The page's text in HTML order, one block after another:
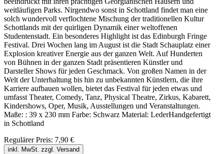
weitläufigen Parks. Nirgendwo sonst in Schottland findet man eine
solch wundervoll verflochtene Mischung der traditionellen Kultur
Schottlands mit der quirligen Dynamik einer weltoffenen
Studentenstadt. Ein besonderes Highlight ist das Edinburgh Fringe
Festival. Drei Wochen lang im August ist die Stadt Schauplatz einer
Explosion kreativer Energie aus der ganzen Welt. Auf Hunderten
von Bühnen in der ganzen Stadt präsentieren Künstler und
Darsteller Shows für jeden Geschmack. Von großen Namen in der
Welt der Unterhaltung bis hin zu unbekannten Künstlern, die ihre
Karriere aufbauen wollen, bietet das Festival für jeden etwas und
umfasst Theater, Comedy, Tanz, Physical Theatre, Zirkus, Kabarett,
Kindershows, Oper, Musik, Ausstellungen und Veranstaltungen.
Maße: : 39 x 230 mm Farbe: Schwarz Material: LederHandgefertigt
in Schottland
Regulärer Preis: 7,90 €
inkl. MwSt. zzgl. Versand